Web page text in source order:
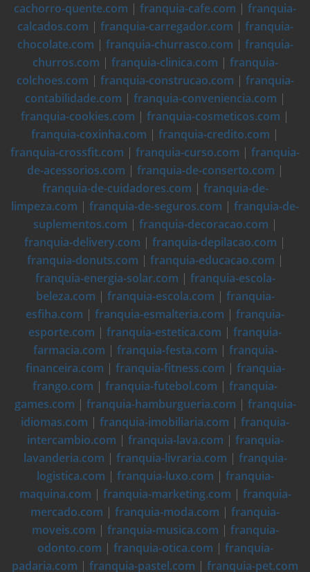
cachorro-quente.com | franquia-cafe.com | franquia-
calcados.com | franquia-carregador.com | franquia-
chocolate.com | franquia-churrasco.com | franquia-
churros.com | franquia-clinica.com | franquia-
colchoes.com | franquia-construcao.com | franquia-
contabilidade.com | franquia-conveniencia.com |
franquia-cookies.com | franquia-cosmeticos.com |
franquia-coxinha.com | franquia-credito.com |
franquia-crossfit.com | franquia-curso.com | franquia-
de-acessorios.com | franquia-de-conserto.com |
franquia-de-cuidadores.com | franquia-de-
limpeza.com | franquia-de-seguros.com | franquia-de-
suplementos.com | franquia-decoracao.com |
franquia-delivery.com | franquia-depilacao.com |
franquia-donuts.com | franquia-educacao.com |
franquia-energia-solar.com | franquia-escola-
beleza.com | franquia-escola.com | franquia-
esfiha.com | franquia-esmalteria.com | franquia-
esporte.com | franquia-estetica.com | franquia-
farmacia.com | franquia-festa.com | franquia-
financeira.com | franquia-fitness.com | franquia-
frango.com | franquia-futebol.com | franquia-
games.com | franquia-hamburgueria.com | franquia-
idiomas.com | franquia-imobiliaria.com | franquia-
intercambio.com | franquia-lava.com | franquia-
lavanderia.com | franquia-livraria.com | franquia-
logistica.com | franquia-luxo.com | franquia-
maquina.com | franquia-marketing.com | franquia-
mercado.com | franquia-moda.com | franquia-
moveis.com | franquia-musica.com | franquia-
odonto.com | franquia-otica.com | franquia-
padaria.com | franquia-pastel.com | franquia-pet.com